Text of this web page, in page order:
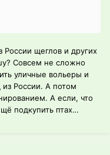
России щеглов и других
Совсем не сложно
уличные вольеры и
из России. А потом
А если, что
подкупить птах…